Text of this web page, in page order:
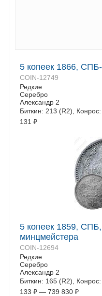
5 копеек 1866,
COIN-12749
Редкие
Серебро
Александр 2
Биткин: 213 (R2),
131 ₽
5 копеек 1859,
минцмейстера
COIN-12694
Редкие
Серебро
Александр 2
Биткин: 165 (R2),
133 ₽ — 739 830 ₽